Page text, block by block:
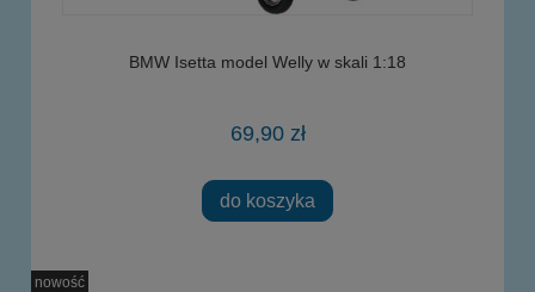
BMW Isetta model Welly w skali 1:18
69,90 zł
do koszyka
nowość